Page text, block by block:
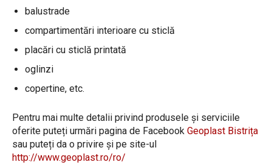
balustrade
compartimentări interioare cu sticlă
placări cu sticlă printată
oglinzi
copertine, etc.
Pentru mai multe detalii privind produsele și serviciile
oferite puteți urmări pagina de Facebook Geoplast Bistrița
sau puteți da o privire și pe site-ul
http://www.geoplast.ro/ro/